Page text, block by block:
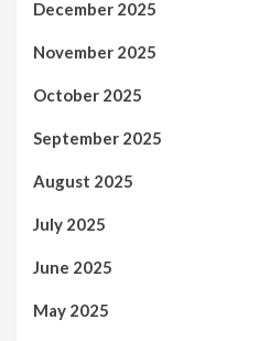
December 2025
November 2025
October 2025
September 2025
August 2025
July 2025
June 2025
May 2025